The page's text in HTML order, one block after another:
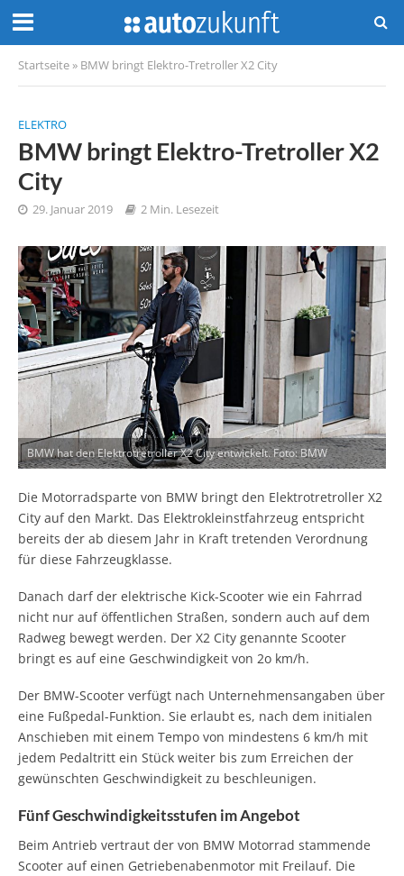
Startseite » BMW bringt Elektro-Tretroller X2 City
ELEKTRO
BMW bringt Elektro-Tretroller X2
City
29. Januar 2019 2 Min. Lesezeit
BMW hat den Elektrotretroller X2 City entwickelt. Foto: BMW
Die Motorradsparte von BMW bringt den Elektrotretroller X2
City auf den Markt. Das Elektrokleinstfahrzeug entspricht
bereits der ab diesem Jahr in Kraft tretenden Verordnung
für diese Fahrzeugklasse.
Danach darf der elektrische Kick-Scooter wie ein Fahrrad
nicht nur auf öffentlichen Straßen, sondern auch auf dem
Radweg bewegt werden. Der X2 City genannte Scooter
bringt es auf eine Geschwindigkeit von 2o km/h.
Der BMW-Scooter verfügt nach Unternehmensangaben über
eine Fußpedal-Funktion. Sie erlaubt es, nach dem initialen
Anschieben mit einem Tempo von mindestens 6 km/h mit
jedem Pedaltritt ein Stück weiter bis zum Erreichen der
gewünschten Geschwindigkeit zu beschleunigen.
Fünf Geschwindigkeitsstufen im Angebot
Beim Antrieb vertraut der von BMW Motorrad stammende
Scooter auf einen Getriebenabenmotor mit Freilauf. Die